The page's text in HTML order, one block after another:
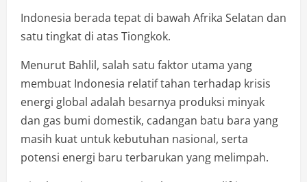
Indonesia berada tepat di bawah Afrika Selatan dan
satu tingkat di atas Tiongkok.
Menurut Bahlil, salah satu faktor utama yang
membuat Indonesia relatif tahan terhadap krisis
energi global adalah besarnya produksi minyak
dan gas bumi domestik, cadangan batu bara yang
masih kuat untuk kebutuhan nasional, serta
potensi energi baru terbarukan yang melimpah.